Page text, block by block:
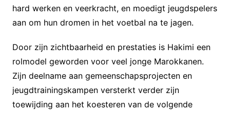
hard werken en veerkracht, en moedigt jeugdspelers
aan om hun dromen in het voetbal na te jagen.
Door zijn zichtbaarheid en prestaties is Hakimi een
rolmodel geworden voor veel jonge Marokkanen.
Zijn deelname aan gemeenschapsprojecten en
jeugdtrainingskampen versterkt verder zijn
toewijding aan het koesteren van de volgende